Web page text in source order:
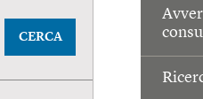
CERCA